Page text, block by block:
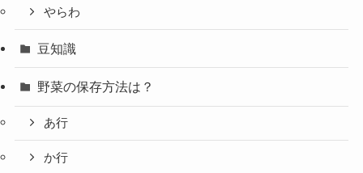
やらわ
豆知識
野菜の保存方法は？
あ行
か行